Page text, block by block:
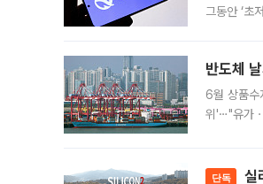
그동안 ‘초
반도체
6월 상품
위'⋯"유가
단독 실